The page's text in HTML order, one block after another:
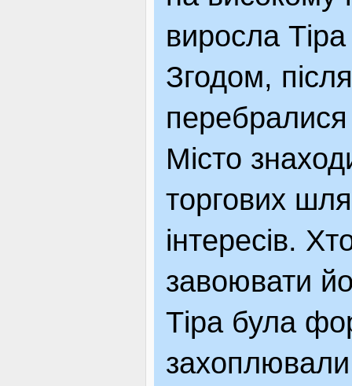
виросла
Згодом,
Місто
торгових
інтересів.
завоювати
Тіра була
захоплювали